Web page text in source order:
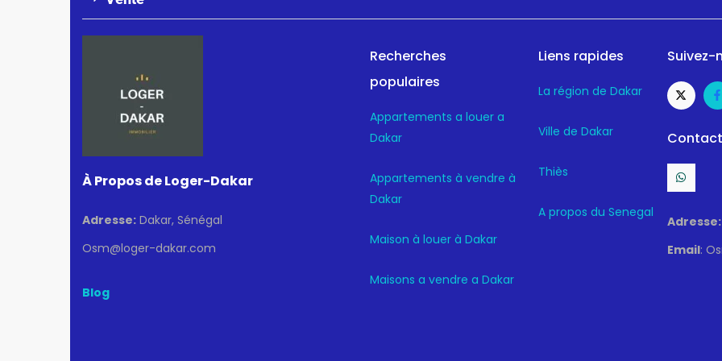
À Propos de Loger-Dakar
Adresse: Dakar, Sénégal
Osm@loger-dakar.com
Blog
Recherches
populaires
Appartements a louer a
Dakar
Appartements à vendre à
Dakar
Maison à louer à Dakar
Maisons a vendre a Dakar
Liens rapides
La région de Dakar
Ville de Dakar
Thiès
A propos du Senegal
Suivez-
Adresse:
Email: